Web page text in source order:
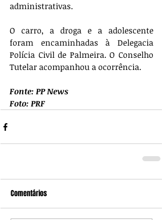
administrativas.
O carro, a droga e a adolescente
foram encaminhadas à Delegacia
Polícia Civil de Palmeira. O Conselho
Tutelar acompanhou a ocorrência.
Fonte: PP News
Foto: PRF
Comentários